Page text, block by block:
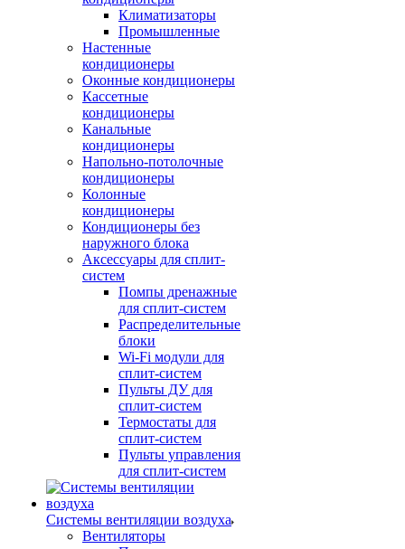
Климатизаторы
Промышленные
Настенные
кондиционеры
Оконные кондиционеры
Кассетные
кондиционеры
Канальные
кондиционеры
Напольно-потолочные
кондиционеры
Колонные
кондиционеры
Кондиционеры без
наружного блока
Аксессуары для сплит-
систем
Помпы дренажные
для сплит-систем
Распределительные
блоки
Wi-Fi модули для
сплит-систем
Пульты ДУ для
сплит-систем
Термостаты для
сплит-систем
Пульты управления
для сплит-систем
Системы вентиляции воздуха
Вентиляторы